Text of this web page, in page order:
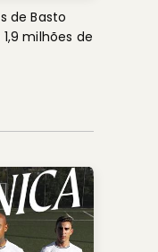
de Basto
milhões de